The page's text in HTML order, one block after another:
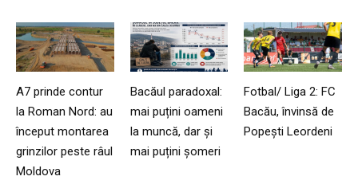
A7 prinde contur
la Roman Nord: au
început montarea
grinzilor peste râul
Moldova
Bacăul paradoxal:
mai puțini oameni
la muncă, dar și
mai puțini șomeri
Fotbal/ Liga 2: FC
Bacău, învinsă de
Popești Leordeni